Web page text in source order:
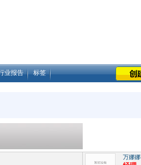
业报告 标签
万娜娜